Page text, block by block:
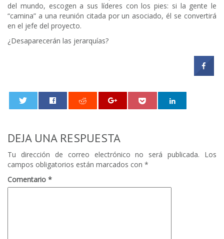
del mundo, escogen a sus líderes con los pies: si la gente le
“camina” a una reunión citada por un asociado, él se convertirá
en el jefe del proyecto.
¿Desaparecerán las jerarquías?
DEJA UNA RESPUESTA
Tu dirección de correo electrónico no será publicada.
Los
campos obligatorios están marcados con *
Comentario *